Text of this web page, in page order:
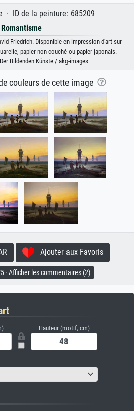
· ID de la peinture: 685209
Romantisme
Friedrich. Disponible en impression d'art sur
papier non couché ou papier japonais.
Bildenden Künste / akg-images
couleurs de cette image
Ajouter aux Favoris
· Afficher les commentaires (2)
Hauteur (motif, cm)